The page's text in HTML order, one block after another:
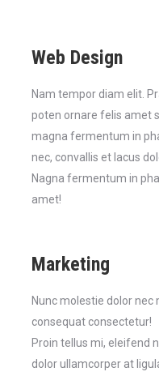
Web Design
Nam tempor diam elit.
poten ornare felis amet
magna fermentum in
nec, convallis et lacus
Nagna fermentum in
amet!
Marketing
Nunc molestie dolor
consequat consectetur!
Proin tellus mi, eleifend
dolor ullamcorper at